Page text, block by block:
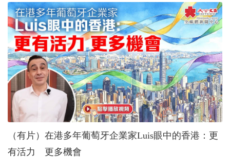
（有片）在港多年葡萄牙企業家Luis眼中的香港：更
有活力 更多機會